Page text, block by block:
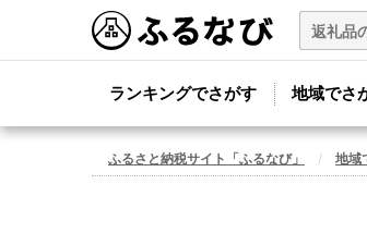
ランキングでさがす 地域でさ
ふるさと納税サイト「ふるなび」 地域